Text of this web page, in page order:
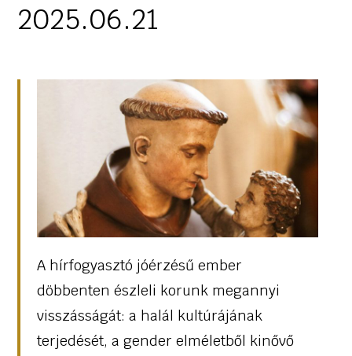
2025.06.21
A hírfogyasztó jóérzésű ember
döbbenten észleli korunk megannyi
visszásságát: a halál kultúrájának
terjedését, a gender elméletből kinővő